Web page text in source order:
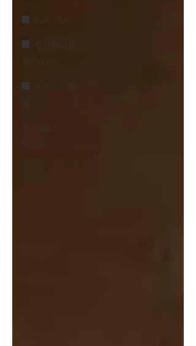
■ Youtube
■ その他の記
事@note
■ メディア掲
載
その他の
News